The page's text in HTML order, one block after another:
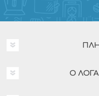
Ο